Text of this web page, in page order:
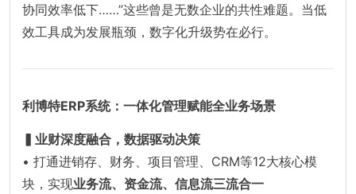
协同效率低下……”这些曾是无数企业的共性难题。当低
效工具成为发展瓶颈，数字化升级势在必行。
利博特ERP系统：一体化管理赋能全业务场景
▍业财深度融合，数据驱动决策
• 打通进销存、财务、项目管理、CRM等12大核心模
块，实现业务流、资金流、信息流三流合一